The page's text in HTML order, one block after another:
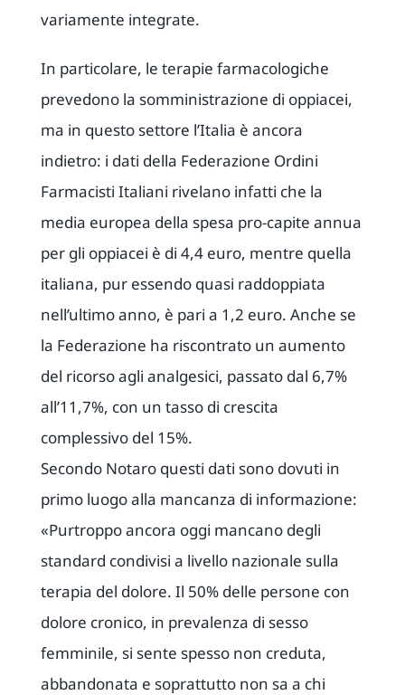
variamente integrate.
In particolare, le terapie farmacologiche
prevedono la somministrazione di oppiacei,
ma in questo settore l’Italia è ancora
indietro: i dati della Federazione Ordini
Farmacisti Italiani rivelano infatti che la
media europea della spesa pro-capite annua
per gli oppiacei è di 4,4 euro, mentre quella
italiana, pur essendo quasi raddoppiata
nell’ultimo anno, è pari a 1,2 euro. Anche se
la Federazione ha riscontrato un aumento
del ricorso agli analgesici, passato dal 6,7%
all’11,7%, con un tasso di crescita
complessivo del 15%.
Secondo Notaro questi dati sono dovuti in
primo luogo alla mancanza di informazione:
«Purtroppo ancora oggi mancano degli
standard condivisi a livello nazionale sulla
terapia del dolore. Il 50% delle persone con
dolore cronico, in prevalenza di sesso
femminile, si sente spesso non creduta,
abbandonata e soprattutto non sa a chi